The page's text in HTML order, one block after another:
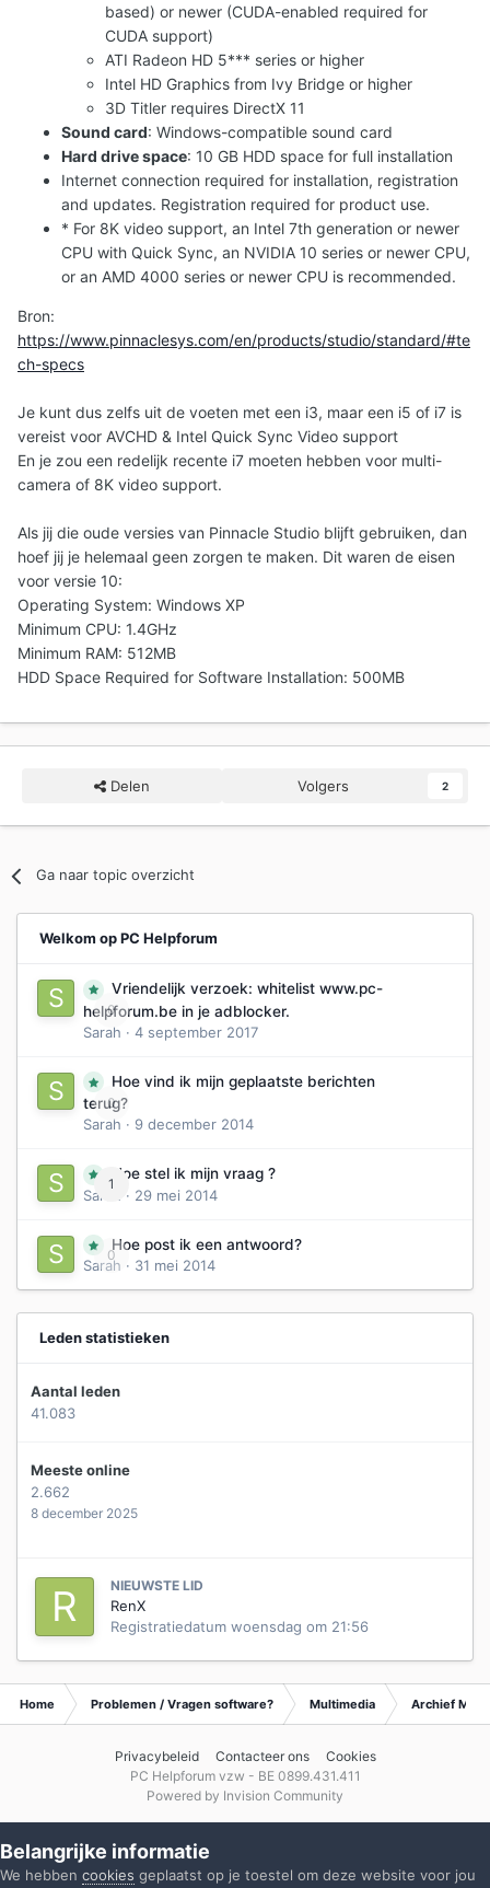
based) or newer (CUDA-enabled required for
CUDA support)
ATI Radeon HD 5*** series or higher
Intel HD Graphics from Ivy Bridge or higher
3D Titler requires DirectX 11
Sound card: Windows-compatible sound card
Hard drive space: 10 GB HDD space for full installation
Internet connection required for installation, registration
and updates. Registration required for product use.
* For 8K video support, an Intel 7th generation or newer
CPU with Quick Sync, an NVIDIA 10 series or newer CPU,
or an AMD 4000 series or newer CPU is recommended.
Bron:
https://www.pinnaclesys.com/en/products/studio/standard/#te
ch-specs
Je kunt dus zelfs uit de voeten met een i3, maar een i5 of i7 is
vereist voor AVCHD & Intel Quick Sync Video support
En je zou een redelijk recente i7 moeten hebben voor multi-
camera of 8K video support.
Als jij die oude versies van Pinnacle Studio blijft gebruiken, dan
hoef jij je helemaal geen zorgen te maken. Dit waren de eisen
voor versie 10:
Operating System: Windows XP
Minimum CPU: 1.4GHz
Minimum RAM: 512MB
HDD Space Required for Software Installation: 500MB
Delen Volgers 2
Ga naar topic overzicht
Welkom op PC Helpforum
0
Vriendelijk verzoek: whitelist www.pc-
helpforum.be in je adblocker.
Sarah · 4 september 2017
0
Hoe vind ik mijn geplaatste berichten
terug?
Sarah · 9 december 2014
1
Hoe stel ik mijn vraag ?
Sarah
· 29 mei 2014
0
Hoe post ik een antwoord?
Sarah · 31 mei 2014
Leden statistieken
Aantal leden
41.083
Meeste online
2.662
8 december 2025
NIEUWSTE LID
RenX
Registratiedatum woensdag om 21:56
Home Problemen / Vragen software? Multimedia Archief
Privacybeleid Contacteer ons
Cookies
PC Helpforum vzw - BE 0899.431.411
Powered by Invision Community
Belangrijke informatie
We hebben cookies geplaatst op je toestel om deze website voor jou